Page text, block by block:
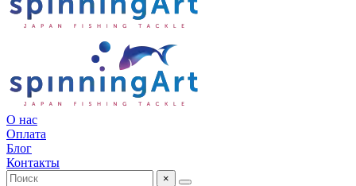
О нас
Оплата
Блог
Контакты
×